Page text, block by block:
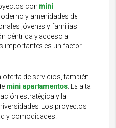
con mini
y amenidades de
jóvenes y familias
céntrica y acceso a
importantes es un factor
de servicios, también
mini apartamentos . La alta
estratégica y la
Los proyectos
y comodidades.